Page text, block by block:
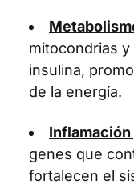
mitocondrias y
insulina,
de la energía.
Inflamación
genes que
fortalecen el